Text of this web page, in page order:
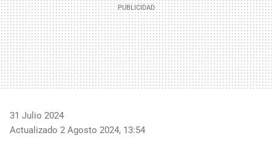
31 Julio 2024
Actualizado 2 Agosto 2024, 13:54